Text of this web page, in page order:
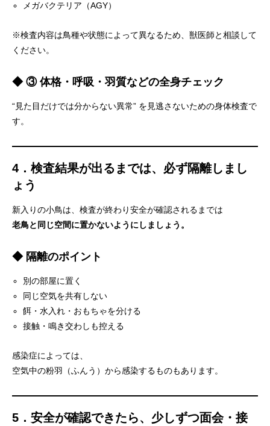
メガバクテリア（AGY）
※検査内容は鳥種や状態によって異なるため、獣医師と相談して
ください。
◆ ③ 体格・呼吸・羽質などの全身チェック
“見た目だけでは分からない異常” を見逃さないための身体検査で
す。
4．検査結果が出るまでは、必ず隔離しまし
ょう
新入りの小鳥は、検査が終わり安全が確認されるまでは
老鳥と同じ空間に置かないようにしましょう。
◆ 隔離のポイント
別の部屋に置く
同じ空気を共有しない
餌・水入れ・おもちゃを分ける
接触・鳴き交わしも控える
感染症によっては、
空気中の粉羽（ふんう）から感染するものもあります。
5．安全が確認できたら、少しずつ面会・接